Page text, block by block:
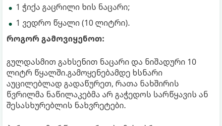
1 ჭიქა გაცრილი ხის ნაცარი;
1 ვედრო წყალი (10 ლიტრი).
როგორ გამოვიყენოთ:
გულდასმით გახსენით ნაცარი და ნიშადური 10
ლიტრ წყალში.გამოყენებამდე ხსნარი
აუცილებლად გადაწურეთ, რათა ნახშირის
წვრილმა ნაწილაკებმა არ გაჭედოს სარწყავის ან
შესასხურებლის ნახვრეტები.